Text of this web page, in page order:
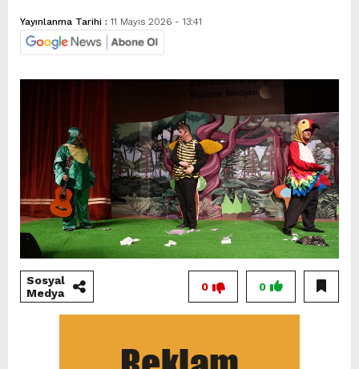
Yayınlanma Tarihi : 11 Mayıs 2026 - 13:41
Sosyal
Medya
0
0